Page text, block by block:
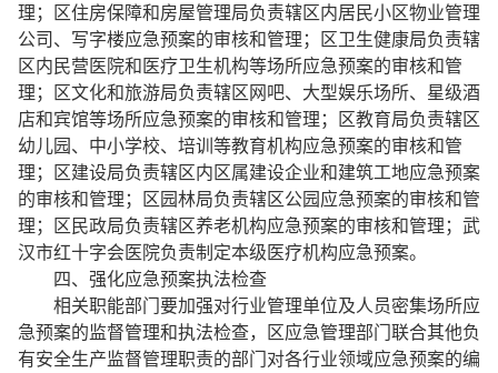
理；区住房保障和房屋管理局负责辖区内居民小区物业管理
公司、写字楼应急预案的审核和管理；区卫生健康局负责辖
区内民营医院和医疗卫生机构等场所应急预案的审核和管
理；区文化和旅游局负责辖区网吧、大型娱乐场所、星级酒
店和宾馆等场所应急预案的审核和管理；区教育局负责辖区
幼儿园、中小学校、培训等教育机构应急预案的审核和管
理；区建设局负责辖区内区属建设企业和建筑工地应急预案
的审核和管理；区园林局负责辖区公园应急预案的审核和管
理；区民政局负责辖区养老机构应急预案的审核和管理；武
汉市红十字会医院负责制定本级医疗机构应急预案。
四、强化应急预案执法检查
相关职能部门要加强对行业管理单位及人员密集场所应
急预案的监督管理和执法检查，区应急管理部门联合其他负
有安全生产监督管理职责的部门对各行业领域应急预案的编